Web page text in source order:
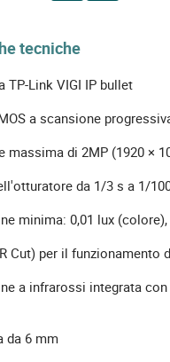
tecniche
TP-Link VIGI IP bullet
a scansione
massima di 2MP (1920 ×
da 1/3 s a 1/
minima: 0,01 lux
Cut) per il funzionamento
a infrarossi integrata
da 6 mm